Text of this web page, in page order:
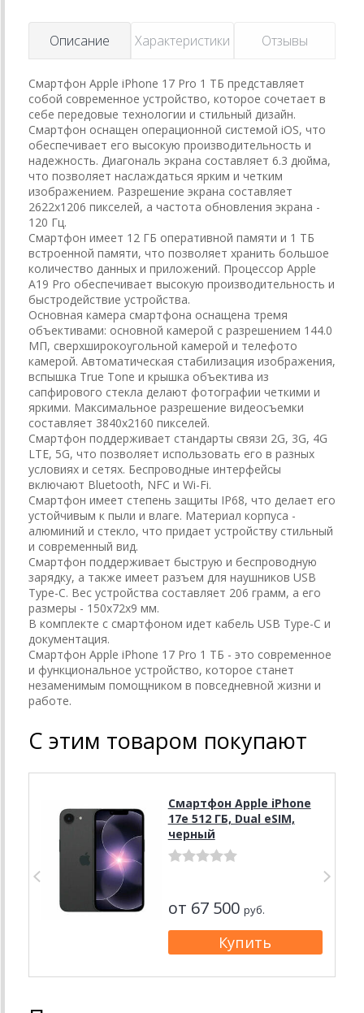
Описание Характеристики Отзывы
Смартфон Apple iPhone 17 Pro 1 TБ представляет
собой современное устройство, которое сочетает в
себе передовые технологии и стильный дизайн.
Смартфон оснащен операционной системой iOS, что
обеспечивает его высокую производительность и
надежность. Диагональ экрана составляет 6.3 дюйма,
что позволяет наслаждаться ярким и четким
изображением. Разрешение экрана составляет
2622x1206 пикселей, а частота обновления экрана -
120 Гц.
Смартфон имеет 12 ГБ оперативной памяти и 1 TБ
встроенной памяти, что позволяет хранить большое
количество данных и приложений. Процессор Apple
A19 Pro обеспечивает высокую производительность и
быстродействие устройства.
Основная камера смартфона оснащена тремя
объективами: основной камерой с разрешением 144.0
МП, сверхширокоугольной камерой и телефото
камерой. Автоматическая стабилизация изображения,
вспышка True Tone и крышка объектива из
сапфирового стекла делают фотографии четкими и
яркими. Максимальное разрешение видеосъемки
составляет 3840x2160 пикселей.
Смартфон поддерживает стандарты связи 2G, 3G, 4G
LTE, 5G, что позволяет использовать его в разных
условиях и сетях. Беспроводные интерфейсы
включают Bluetooth, NFC и Wi-Fi.
Смартфон имеет степень защиты IP68, что делает его
устойчивым к пыли и влаге. Материал корпуса -
алюминий и стекло, что придает устройству стильный
и современный вид.
Смартфон поддерживает быструю и беспроводную
зарядку, а также имеет разъем для наушников USB
Type-C. Вес устройства составляет 206 грамм, а его
размеры - 150х72х9 мм.
В комплекте с смартфоном идет кабель USB Type-C и
документация.
Смартфон Apple iPhone 17 Pro 1 TБ - это современное
и функциональное устройство, которое станет
незаменимым помощником в повседневной жизни и
работе.
С этим товаром покупают
Смартфон Apple iPhone
17e 512 ГБ, Dual eSIM,
черный
от 67 500 руб.